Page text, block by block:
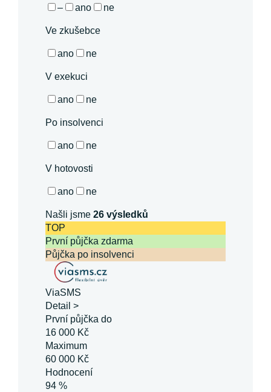
– ano ne
Ve zkušebce
ano ne
V exekuci
ano ne
Po insolvenci
ano ne
V hotovosti
ano ne
Našli jsme26 výsledků
TOP
První půjčka zdarma
Půjčka po insolvenci
ViaSMS
Detail >
První půjčka do
16 000 Kč
Maximum
60 000 Kč
Hodnocení
94 %